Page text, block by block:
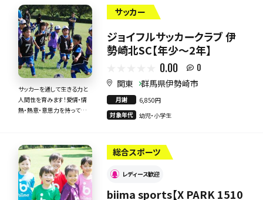
サッカーを通して生きる力と
人間性を育みます！愛情・情
熱・熱意・意思力を持って全
サッカー
ジョイフルサッカークラブ 伊
勢崎北SC【年少～2年】
0.00 0
関東 群馬県伊勢崎市
月謝
6,850円
対象年代
幼児・小学生
総合スポーツ
レディース歓迎
biima sports【X PARK 1510